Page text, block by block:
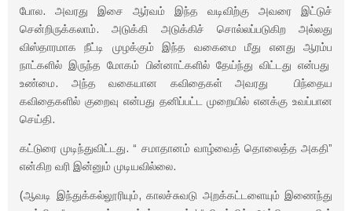
போல. அவரது இசை ஆர்வம் இந்த வடிவிற்கு அவரை இட்டுச்
சென்றிருக்கலாம். அடுக்கி அடுக்கிச் சொல்லப்படுகிற அல்லது
விஸ்தாரமாக நீட்டி முழக்கும் இந்த வகைமை மீது எனது ஆரம்ப
நாட்களில் இருந்த மோகம் பின்னாட்களில் தேய்ந்து விட்டது என்பது
உண்மை. அந்த வகையான கவிதைகள் அவரது பிந்தைய
கவிதைகளில் குறைவு என்பது தனிப்பட்ட முறையில் எனக்கு உவப்பான
செய்தி.
கட்டுரை முடிந்துவிட்டது. “ சமாதானம் வாழ்வைத் தொலைத்த அகதி”
என்கிற வரி இன்னும் முடியவில்லை.
(ஆவடி இந்துக்கல்லூரியும், காலச்சுவடு அறக்கட்டளையும் இணைந்து